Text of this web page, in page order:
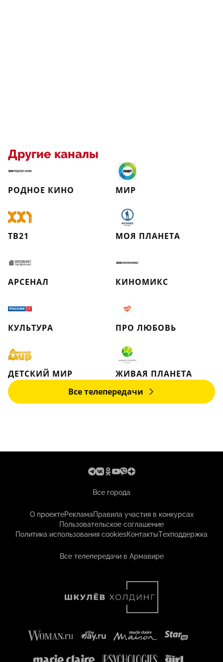
Другие каналы
РОДНОЕ КИНО МИР
ТВ21 МОЯ ПЛАНЕТА
АРСЕНАЛ КИНОМИКС
КУЛЬТУРА ПРО ЛЮБОВЬ
ДЕТСКИЙ МИР
ЖИВАЯ ПЛАНЕТА
Все телепередачи
Все города
О проектеРекламаПравила участия в конкурсах
Пользовательское соглашение
Политика использования cookiesКонтактыТехподдержка
Все телепередачи в Армавире